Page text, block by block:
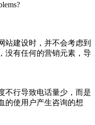
站建设时，并不会考虑到
没有任何的营销元素，导
不行导致电话量少，而是
的使用户产生咨询的想